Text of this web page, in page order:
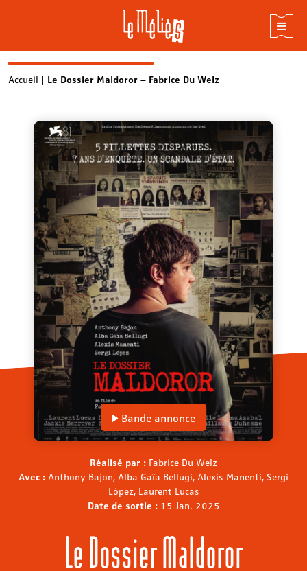
SkipAccueil | Le Dossier Maldoror – Fabrice Du Welz
Bande annonce
Réalisé par : Fabrice Du Welz
Avec : Anthony Bajon, Alba Gaïa Bellugi, Alexis Manenti, Sergi
López, Laurent Lucas
Date de sortie : 15 Jan. 2025
Le Dossier Maldoror